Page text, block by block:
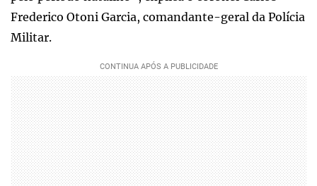
Frederico Otoni Garcia, comandante-geral da Polícia
Militar.